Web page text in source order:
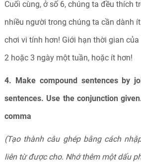
Cuối cùng, ở số 6, chúng ta đều thích
nhiều người trong chúng ta cần dành
chơi vi tính hơn! Giới hạn thời gian
2 hoặc 3 ngày một tuần, hoặc ít hơn!
4. Make compound sentences by
sentences. Use the conjunction
comma
(Tạo thành câu ghép bằng cách
liên từ được cho. Nhớ thêm một dấu